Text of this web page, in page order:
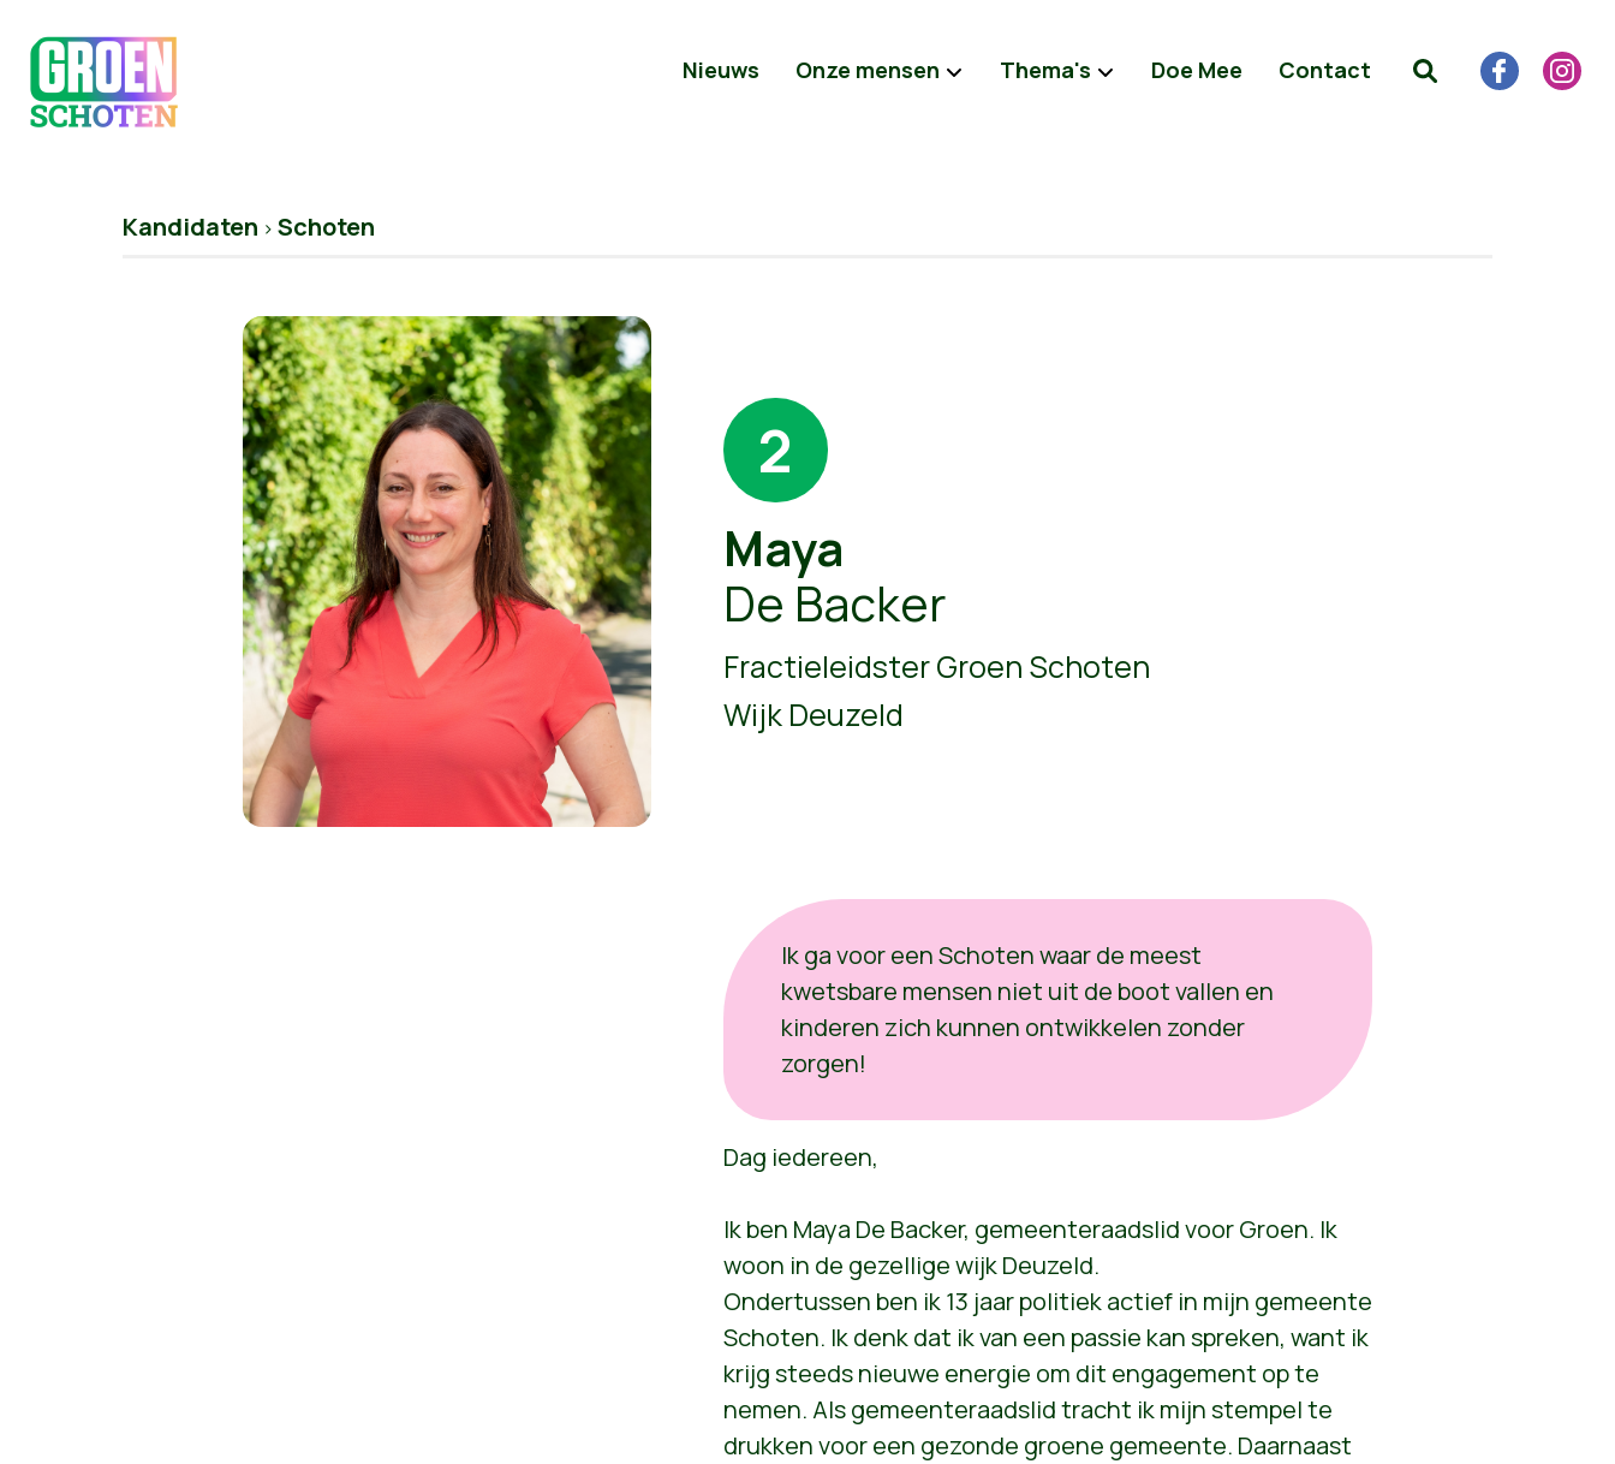
Nieuws Onze mensen Thema's Doe Mee Contact
Kandidaten > Schoten
2
Maya
De Backer
Fractieleidster Groen Schoten
Wijk Deuzeld
Ik ga voor een Schoten waar de meest
kwetsbare mensen niet uit de boot vallen en
kinderen zich kunnen ontwikkelen zonder
zorgen!
Dag iedereen,
Ik ben Maya De Backer, gemeenteraadslid voor Groen. Ik
woon in de gezellige wijk Deuzeld.
Ondertussen ben ik 13 jaar politiek actief in mijn gemeente
Schoten. Ik denk dat ik van een passie kan spreken, want ik
krijg steeds nieuwe energie om dit engagement op te
nemen. Als gemeenteraadslid tracht ik mijn stempel te
drukken voor een gezonde groene gemeente. Daarnaast